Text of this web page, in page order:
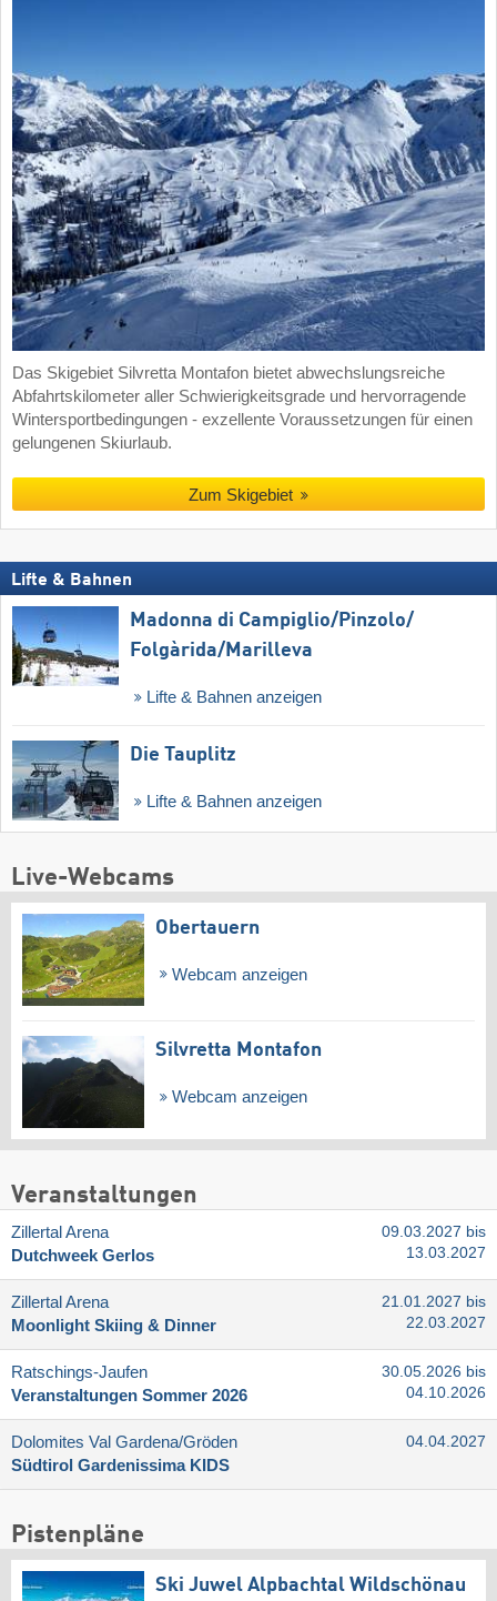
Das Skigebiet Silvretta Montafon bietet abwechslungsreiche
Abfahrtskilometer aller Schwierigkeitsgrade und hervorragende
Wintersportbedingungen - exzellente Voraussetzungen für einen
gelungenen Skiurlaub.
Zum Skigebiet
Lifte & Bahnen
Madonna di Campiglio/​Pinzolo/​
Folgàrida/​Marilleva
Lifte & Bahnen anzeigen
Die Tauplitz
Lifte & Bahnen anzeigen
Live-Webcams
Obertauern
Webcam anzeigen
Silvretta Montafon
Webcam anzeigen
Veranstaltungen
Zillertal Arena
Dutchweek Gerlos
09.03.2027 bis
13.03.2027
Zillertal Arena
Moonlight Skiing & Dinner
21.01.2027 bis
22.03.2027
Ratschings-Jaufen
Veranstaltungen Sommer 2026
30.05.2026 bis
04.10.2026
Dolomites Val Gardena/​Gröden
Südtirol Gardenissima KIDS
04.04.2027
Pistenpläne
Ski Juwel Alpbachtal Wildschönau